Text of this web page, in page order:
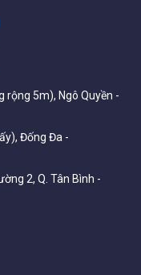
5m), Ngô Quyền -
Đống Đa -
2, Q. Tân Bình -